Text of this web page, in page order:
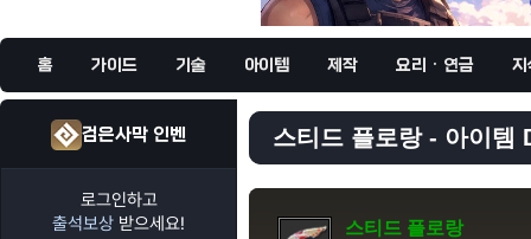
홈 가이드 기술 아이템 제작 요리 · 연금 지
검은사막 인벤
로그인하고
출석보상 받으세요!
스티드 플로랑 - 아이템
스티드 플로랑